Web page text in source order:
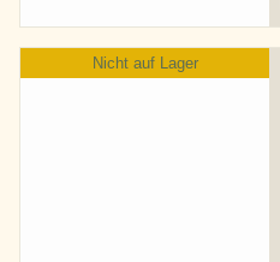
Nicht auf Lager